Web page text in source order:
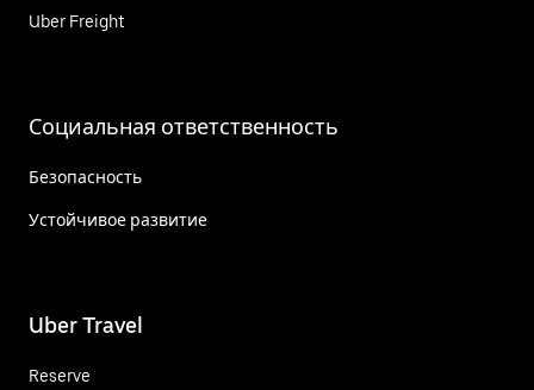
Uber Freight
Социальная ответственность
Безопасность
Устойчивое развитие
Uber Travel
Reserve